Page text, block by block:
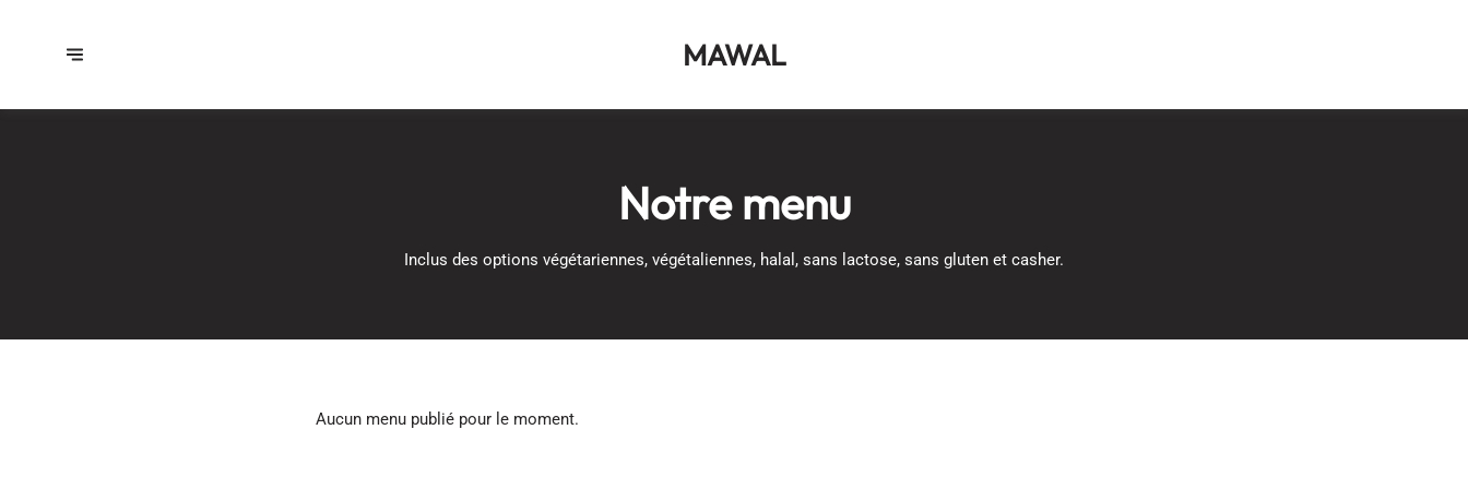
MAWAL
Notre menu
Inclus des options végétariennes, végétaliennes, halal, sans lactose, sans gluten et casher.
Aucun menu publié pour le moment.